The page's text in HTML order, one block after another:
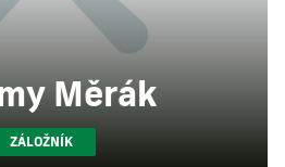
Měrák
ZÁLOŽNÍK